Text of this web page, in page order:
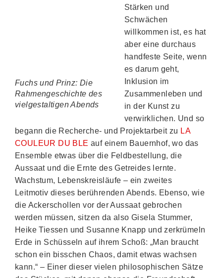
Fuchs und Prinz: Die
Rahmengeschichte des
vielgestaltigen Abends
Stärken und
Schwächen
willkommen ist, es hat
aber eine durchaus
handfeste Seite, wenn
es darum geht,
Inklusion im
Zusammenleben und
in der Kunst zu
verwirklichen. Und so
begann die Recherche- und Projektarbeit zu LA
COULEUR DU BLE auf einem Bauernhof, wo das
Ensemble etwas über die Feldbestellung, die
Aussaat und die Ernte des Getreides lernte.
Wachstum, Lebenskreisläufe – ein zweites
Leitmotiv dieses berührenden Abends. Ebenso, wie
die Ackerschollen vor der Aussaat gebrochen
werden müssen, sitzen da also Gisela Stummer,
Heike Tiessen und Susanne Knapp und zerkrümeln
Erde in Schüsseln auf ihrem Schoß: „Man braucht
schon ein bisschen Chaos, damit etwas wachsen
kann.“ – Einer dieser vielen philosophischen Sätze